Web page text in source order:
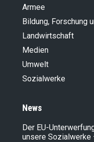
Armee
Bildung, Forschung
Landwirt­schaft
Medien
Umwelt
Sozialwerke
News
Der EU-
unsere Sozialwerke